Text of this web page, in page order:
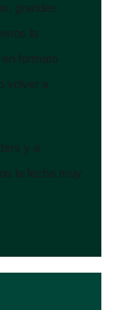
grandes
la
formato
volver a
y a
la fecha muy